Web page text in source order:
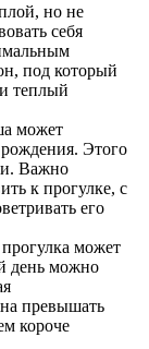
но не
себя
под который
и теплый
может
рождения. Этого
Важно
к прогулке, с
его
может
день можно
превышать
короче